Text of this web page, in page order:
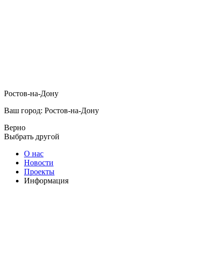
Ростов-на-Дону
Ваш город: Ростов-на-Дону
Верно
Выбрать другой
О нас
Новости
Проекты
Информация